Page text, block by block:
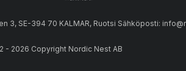
3, SE-394 70 KALMAR, Ruotsi Sähköposti:
- 2026 Copyright Nordic Nest AB